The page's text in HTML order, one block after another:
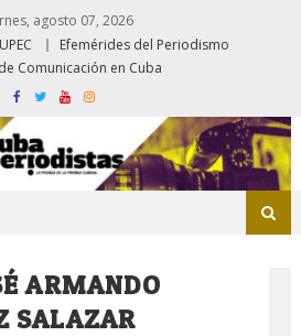
agosto 07, 2026
Efemérides del Periodismo
Comunicación en Cuba
ARMANDO
SALAZAR